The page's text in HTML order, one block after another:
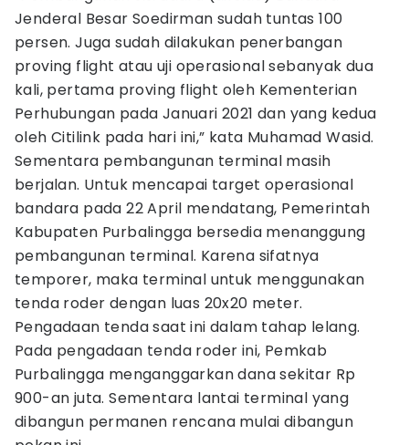
Jenderal Besar Soedirman sudah tuntas 100
persen. Juga sudah dilakukan penerbangan
proving flight atau uji operasional sebanyak dua
kali, pertama proving flight oleh Kementerian
Perhubungan pada Januari 2021 dan yang kedua
oleh Citilink pada hari ini,” kata Muhamad Wasid.
Sementara pembangunan terminal masih
berjalan. Untuk mencapai target operasional
bandara pada 22 April mendatang, Pemerintah
Kabupaten Purbalingga bersedia menanggung
pembangunan terminal. Karena sifatnya
temporer, maka terminal untuk menggunakan
tenda roder dengan luas 20x20 meter.
Pengadaan tenda saat ini dalam tahap lelang.
Pada pengadaan tenda roder ini, Pemkab
Purbalingga menganggarkan dana sekitar Rp
900-an juta. Sementara lantai terminal yang
dibangun permanen rencana mulai dibangun